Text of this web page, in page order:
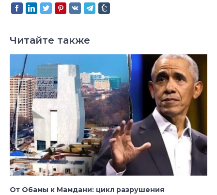
Читайте также
От Обамы к Мамдани: цикл разрушения